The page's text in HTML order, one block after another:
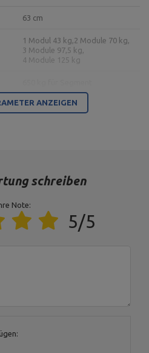
63 cm
1 Modul 43 kg,2 Module 70 kg,
3 Module 97,5 kg,
4 Module 125 kg
2 x 110 cm,
Länge des Griffteils 12 cm - 17
serwis@marbosport.eu
ANZEIGEN
schreiben
Note:
5/5